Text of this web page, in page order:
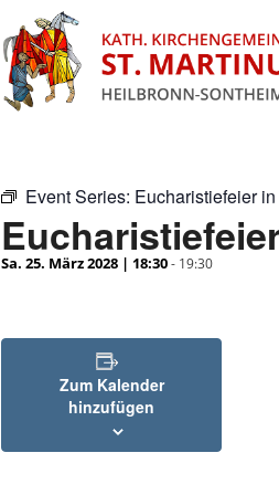
Event Series: Eucharistiefeier
Sa. 25. März 2028 | 18:30- 19:30
Zum Kalender
hinzufügen